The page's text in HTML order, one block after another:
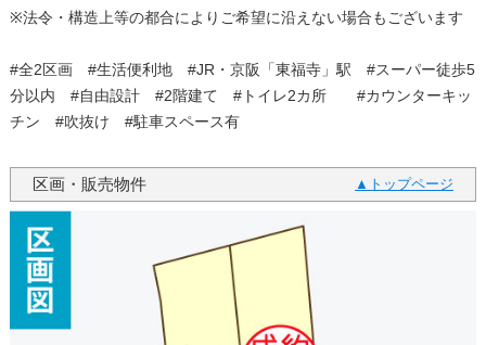
※法令・構造上等の都合によりご希望に沿えない場合もございます
#全2区画 #生活便利地 #JR・京阪「東福寺」駅 #スーパー徒歩5
分以内 #自由設計 #2階建て #トイレ2カ所 #カウンターキッ
チン #吹抜け #駐車スペース有
区画・販売物件 トップページ